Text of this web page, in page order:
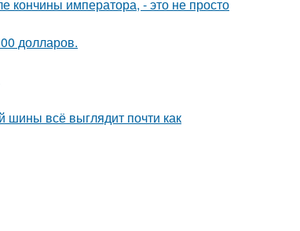
кончины императора, - это не просто
долларов.
шины всё выглядит почти как